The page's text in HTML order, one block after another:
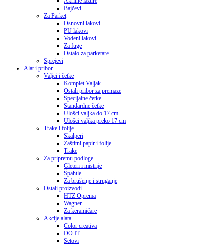
Bajčevi
Za Parket
Osnovni lakovi
PU lakovi
Vodeni lakovi
Za fuge
Ostalo za parketare
Sprejevi
Alat i pribor
Valjci i četke
Komplet Valjak
Ostali pribor za premaze
Specijalne četke
Standardne četke
Ulošci valjka do 17 cm
Ulošci valjka preko 17 cm
Trake i folije
Skalperi
Zaštitni papir i folije
Trake
Za pripremu podloge
Gleteri i mistrije
Špahtle
Za brušenje i struganje
Ostali proizvodi
HTZ Oprema
Wagner
Za keramičare
Akcije alata
Color creativa
DO IT
Setovi